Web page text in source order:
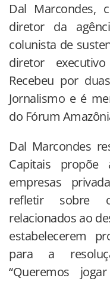
Dal Marcondes,
diretor da
colunista de
diretor
Recebeu por
Jornalismo e é
do Fórum
Dal Marcondes
Capitais propõe
empresas
refletir sobre
relacionados ao
estabelecerem
para a
“Queremos